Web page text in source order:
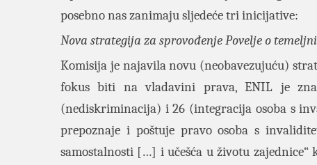
posebno nas zanimaju sljedeće tri inicijative:
Nova strategija za sprovođenje Povelje o
Komisija je najavila novu (neobavezujuću)
fokus biti na vladavini prava, ENIL je
(nediskriminacija) i 26 (integracija osoba s
prepoznaje i poštuje pravo osoba s
samostalnosti […] i učešća u životu